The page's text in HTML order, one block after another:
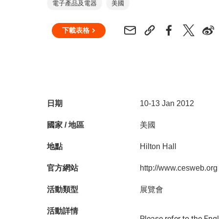
電子產品及電器 美國
下載表格
日期 10-13 Jan 2012
國家 / 地區 美國
地點 Hilton Hall
官方網站 http://www.cesweb.org
活動類型 展覽會
活動詳情